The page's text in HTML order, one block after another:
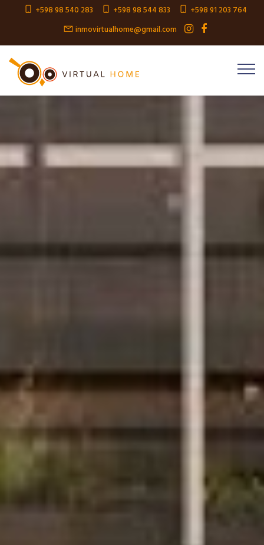
+598 98 540 283 +598 98 544 833
+598 91 203 764
inmovirtualhome@gmail.com